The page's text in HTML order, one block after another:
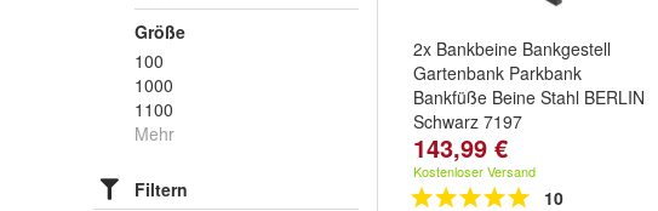
Größe
100
1000
1100
Mehr
Filtern
2x Bankbeine Bankgestell
Gartenbank Parkbank
Bankfüße Beine Stahl BERLIN
Schwarz 7197
143,99 €
Kostenloser Versand
10